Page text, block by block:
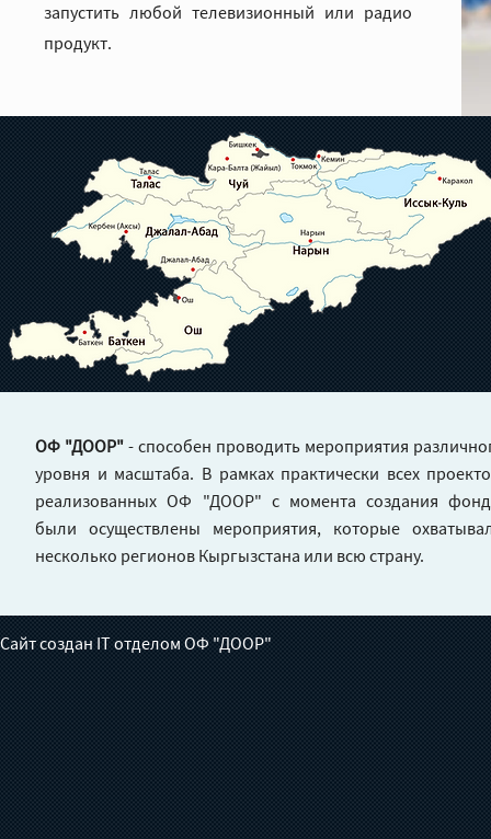
запустить любой телевизионный или радио
продукт.
ОФ "ДООР" - способен проводить мероприятия
уровня и масштаба. В рамках практически всех
реализованных ОФ "ДООР" с момента создания
были осуществлены мероприятия, которые
несколько регионов Кыргызстана или всю страну.
Сайт создан IT отделом ОФ "ДООР"